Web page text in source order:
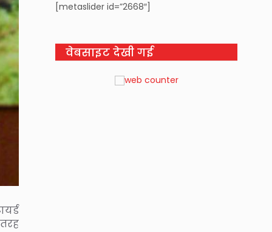
[metaslider id=”2668″]
वेबसाइट देखी गई